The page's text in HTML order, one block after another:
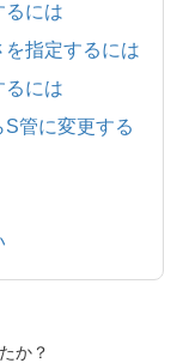
るには
指定するには
るには
管に変更する
か？